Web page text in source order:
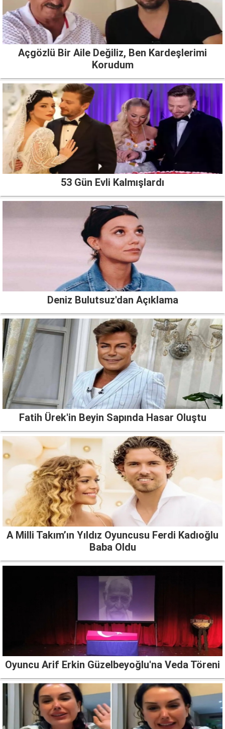
Açgözlü Bir Aile Değiliz, Ben Kardeşlerimi
Korudum
53 Gün Evli Kalmışlardı
Deniz Bulutsuz'dan Açıklama
Fatih Ürek'in Beyin Sapında Hasar Oluştu
A Milli Takım’ın Yıldız Oyuncusu Ferdi Kadıoğlu
Baba Oldu
Oyuncu Arif Erkin Güzelbeyoğlu'na Veda Töreni